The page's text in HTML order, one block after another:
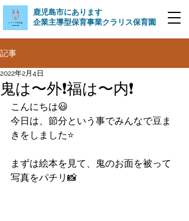
​鹿児島市にあります
企業主導型保育事業クラリス保育園
記事
鬼は〜外❗️福は〜内❗️
2022年2月4日
こんにちは😃
今日は、節分という事でみんなで豆ま
きをしました⭐️
まずは絵本を見て、鬼のお面を被って
写真をパチリ📸